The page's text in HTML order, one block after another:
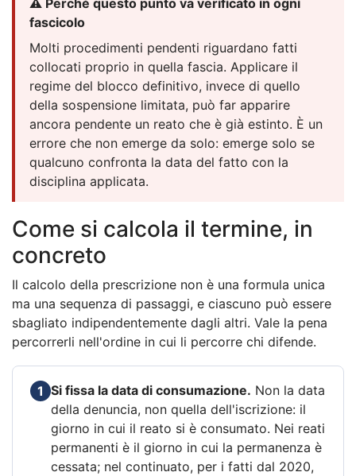
fascicolo
Molti procedimenti pendenti riguardano fatti
collocati proprio in quella fascia. Applicare il
regime del blocco definitivo, invece di quello
della sospensione limitata, può far apparire
ancora pendente un reato che è già estinto. È un
errore che non emerge da solo: emerge solo se
qualcuno confronta la data del fatto con la
disciplina applicata.
Come si calcola il termine, in
concreto
Il calcolo della prescrizione non è una formula unica
ma una sequenza di passaggi, e ciascuno può essere
sbagliato indipendentemente dagli altri. Vale la pena
percorrerli nell'ordine in cui li percorre chi difende.
1 Si fissa la data di consumazione. Non la data
della denuncia, non quella dell'iscrizione: il
giorno in cui il reato si è consumato. Nei reati
permanenti è il giorno in cui la permanenza è
cessata; nel continuato, per i fatti dal 2020,